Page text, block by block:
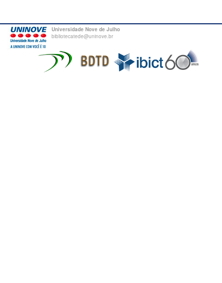
Universidade Nove de Julho
bibliotecatede@uninove.br